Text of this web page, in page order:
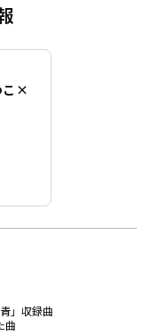
こ×
」収録曲
曲